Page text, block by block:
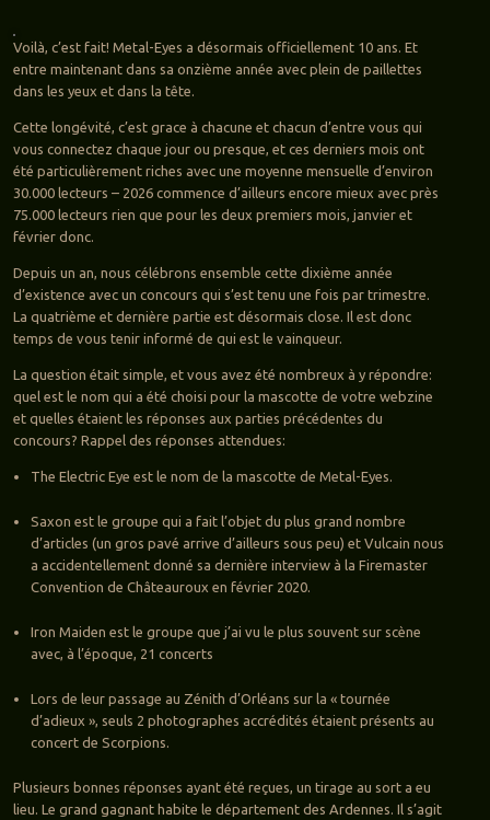
Voilà, c’est fait! Metal-Eyes a désormais officiellement 10 ans. Et
entre maintenant dans sa onzième année avec plein de paillettes
dans les yeux et dans la tête.
Cette longévité, c’est grace à chacune et chacun d’entre vous qui
vous connectez chaque jour ou presque, et ces derniers mois ont
été particulièrement riches avec une moyenne mensuelle d’environ
30.000 lecteurs – 2026 commence d’ailleurs encore mieux avec près
75.000 lecteurs rien que pour les deux premiers mois, janvier et
février donc.
Depuis un an, nous célébrons ensemble cette dixième année
d’existence avec un concours qui s’est tenu une fois par trimestre.
La quatrième et dernière partie est désormais close. Il est donc
temps de vous tenir informé de qui est le vainqueur.
La question était simple, et vous avez été nombreux à y répondre:
quel est le nom qui a été choisi pour la mascotte de votre webzine
et quelles étaient les réponses aux parties précédentes du
concours? Rappel des réponses attendues:
The Electric Eye est le nom de la mascotte de Metal-Eyes.
Saxon est le groupe qui a fait l’objet du plus grand nombre
d’articles (un gros pavé arrive d’ailleurs sous peu) et Vulcain nous
a accidentellement donné sa dernière interview à la Firemaster
Convention de Châteauroux en février 2020.
Iron Maiden est le groupe que j’ai vu le plus souvent sur scène
avec, à l’époque, 21 concerts
Lors de leur passage au Zénith d’Orléans sur la « tournée
d’adieux », seuls 2 photographes accrédités étaient présents au
concert de Scorpions.
Plusieurs bonnes réponses ayant été reçues, un tirage au sort a eu
lieu. Le grand gagnant habite le département des Ardennes. Il s’agit